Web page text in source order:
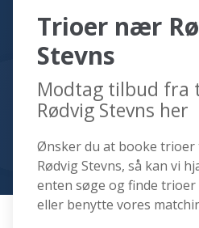
Trioer nær
Stevns
Modtag tilbud
Rødvig Stevns her
Ønsker du at booke
Rødvig Stevns, så kan vi
enten søge og finde
eller benytte vores